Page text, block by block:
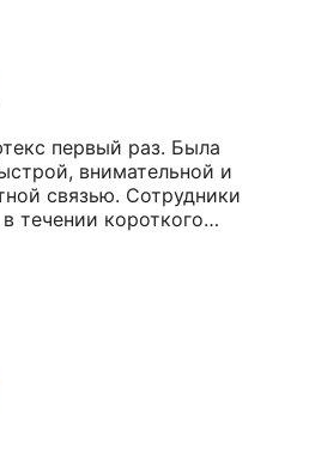
первый раз. Была
внимательной и
связью. Сотрудники
течении короткого
о наличии товара,
обсчитали стоимость и
всё аккуратно
Третий год приобретаем
с рукавали, в этом году
чему
качественная продукция